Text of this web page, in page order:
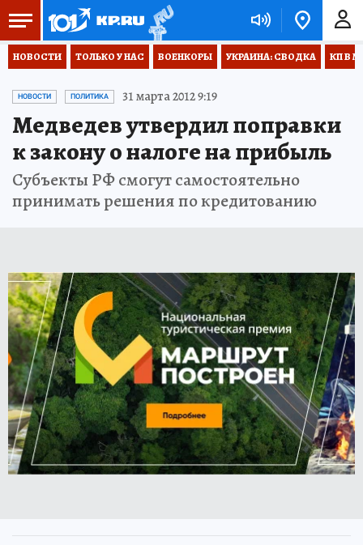
НОВОСТИ ТОЛЬКО У НАС ВОЕНКОРЫ УКРАИНА: СВОДКА КП В
НОВОСТИ ПОЛИТИКА 31 марта 2012 9:19
Медведев утвердил поправки
к закону о налоге на прибыль
Субъекты РФ смогут самостоятельно
принимать решения по кредитованию